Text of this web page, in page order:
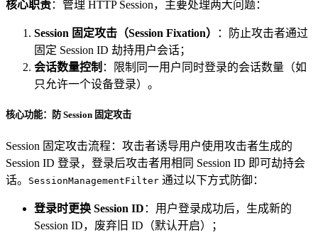
核心职责：管理 HTTP Session，主要处理两大问题：
Session 固定攻击（Session Fixation）
：防止攻击者通过
固定 Session ID 劫持用户会话；
会话数量控制 ：限制同一用户同时登录的会话数量（如
只允许一个设备登录）。
核心功能：防 Session 固定攻击
Session 固定攻击流程：攻击者诱导用户使用攻击者生成的
Session ID 登录，登录后攻击者用相同 Session ID 即可劫持会
话。
SessionManagementFilter 通过以下方式防御：
登录时更换 Session ID ：用户登录成功后，生成新的
Session ID，废弃旧 ID（默认开启）；